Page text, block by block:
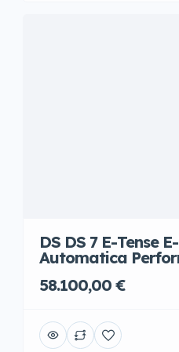
DS DS 7 E-Tense
Automatica
58.100,00 €